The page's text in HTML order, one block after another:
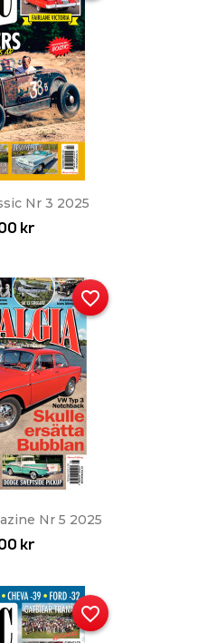
Nr 3 2025
kr
Nr 5 2025
kr
favorite_border
favorite_border